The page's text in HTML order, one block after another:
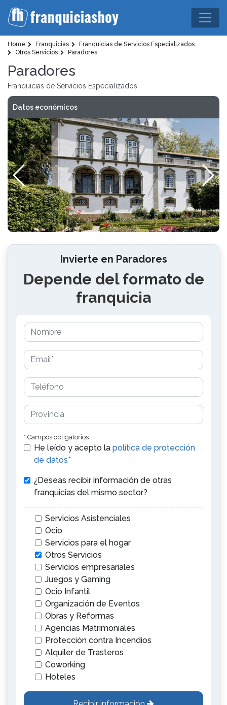
Home Franquicias
Franquicias de Servicios Especializados
Otros Servicios
Paradores
Paradores
Franquicias de Servicios Especializados
Datos económicos
Invierte en Paradores
Depende del formato de
franquicia
* Campos obligatorios
He leído y acepto la política de protección
de datos*
¿Deseas recibir información de otras
franquicias del mismo sector?
Servicios Asistenciales
Ocio
Servicios para el hogar
Otros Servicios
Servicios empresariales
Juegos y Gaming
Ocio Infantil
Organización de Eventos
Obras y Reformas
Agencias Matrimoniales
Protección contra Incendios
Alquiler de Trasteros
Coworking
Hoteles